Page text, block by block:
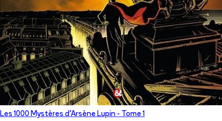
Les 1000 Mystères d'Arsène Lupin - Tome 1